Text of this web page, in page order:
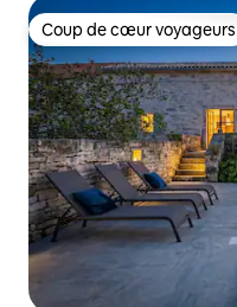
Coup de cœur voyageurs
Coup de cœur voyageurs